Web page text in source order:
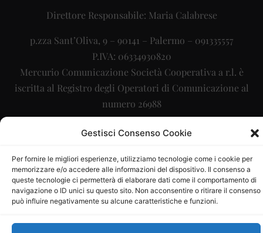
Gestisci Consenso Cookie
Per fornire le migliori esperienze, utilizziamo tecnologie come i cookie per
memorizzare e/o accedere alle informazioni del dispositivo. Il consenso a
queste tecnologie ci permetterà di elaborare dati come il comportamento di
navigazione o ID unici su questo sito. Non acconsentire o ritirare il consenso
può influire negativamente su alcune caratteristiche e funzioni.
Direttore Responsabile: Maria Calabrese
p.zza Sant’Oliva, 9 – 90141 – Palermo – 091335557
P.IVA: 06334930820
Mercurio Comunicazione Società Cooperativa a r.l. è
iscritta al Registro degli Operatori di Comunicazione al
numero 26988
Sito gestito daLa Digitale srl– info@ladigitale.it